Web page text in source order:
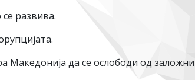
развива.
Македонија да се ослободи од